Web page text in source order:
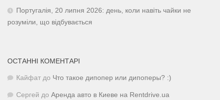
Португалія, 20 липня 2026: день, коли навіть чайки не
розуміли, що відбувається
ОСТАННІ КОМЕНТАРІ
Кайфат до Что такое дипопер или дипоперы? :)
Сергей до Аренда авто в Киеве на Rentdrive.ua